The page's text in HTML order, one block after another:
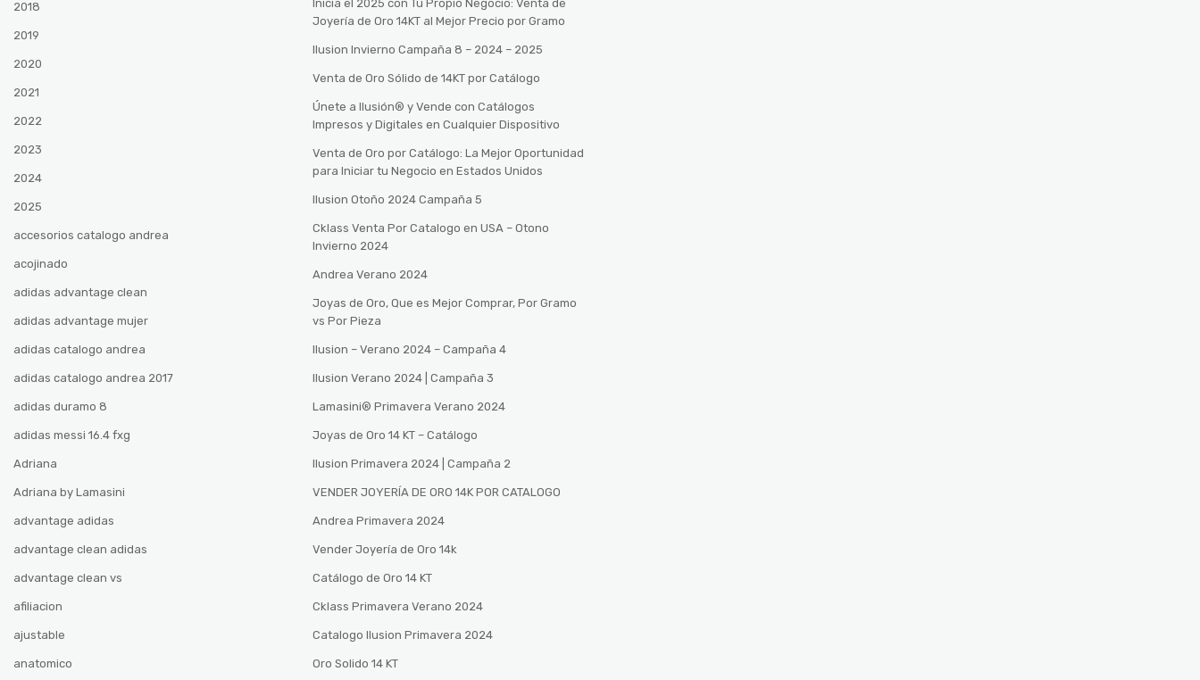
2018
2019
2020
2021
2022
2023
2024
2025
accesorios catalogo andrea
acojinado
adidas advantage clean
adidas advantage mujer
adidas catalogo andrea
adidas catalogo andrea 2017
adidas duramo 8
adidas messi 16.4 fxg
Adriana
Adriana by Lamasini
advantage adidas
advantage clean adidas
advantage clean vs
afiliacion
ajustable
anatomico
Inicia el 2025 con Tu Propio Negocio: Venta de
Joyería de Oro 14KT al Mejor Precio por Gramo
Ilusion Invierno Campaña 8 – 2024 – 2025
Venta de Oro Sólido de 14KT por Catálogo
Únete a Ilusión® y Vende con Catálogos
Impresos y Digitales en Cualquier Dispositivo
Venta de Oro por Catálogo: La Mejor Oportunidad
para Iniciar tu Negocio en Estados Unidos
Ilusion Otoño 2024 Campaña 5
Cklass Venta Por Catalogo en USA – Otono
Invierno 2024
Andrea Verano 2024
Joyas de Oro, Que es Mejor Comprar, Por Gramo
vs Por Pieza
Ilusion – Verano 2024 – Campaña 4
Ilusion Verano 2024 | Campaña 3
Lamasini®️ Primavera Verano 2024
Joyas de Oro 14 KT – Catálogo
Ilusion Primavera 2024 | Campaña 2
VENDER JOYERÍA DE ORO 14K POR CATALOGO
Andrea Primavera 2024
Vender Joyería de Oro 14k
Catálogo de Oro 14 KT
Cklass Primavera Verano 2024
Catalogo Ilusion Primavera 2024
Oro Solido 14 KT